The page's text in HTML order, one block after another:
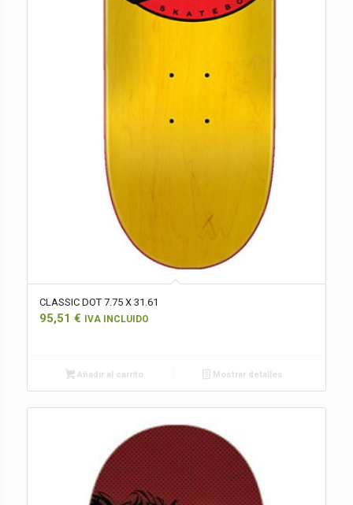
CLASSIC DOT 7.75 X 31.61
95,51 € IVA INCLUIDO
Añadir al carrito Mostrar detalles